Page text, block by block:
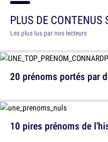
PLUS DE CONTENUS
Les plus lus par nos lecteurs
20 prénoms portés par
10 pires prénoms de